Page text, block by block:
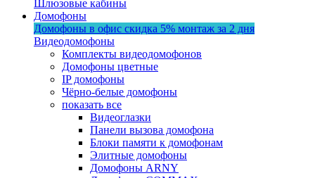
Шлюзовые кабины
Домофоны
Домофоны в офис скидка 5% монтаж за 2 дня
Видеодомофоны
Комплекты видеодомофонов
Домофоны цветные
IP домофоны
Чёрно-белые домофоны
показать все
Видеоглазки
Панели вызова домофона
Блоки памяти к домофонам
Элитные домофоны
Домофоны ARNY